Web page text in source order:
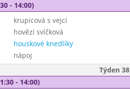
- 14:00)
krupicová s vejci
hovězí svíčková
houskové knedlíky
nápoj
Týden 38
- 14:00)